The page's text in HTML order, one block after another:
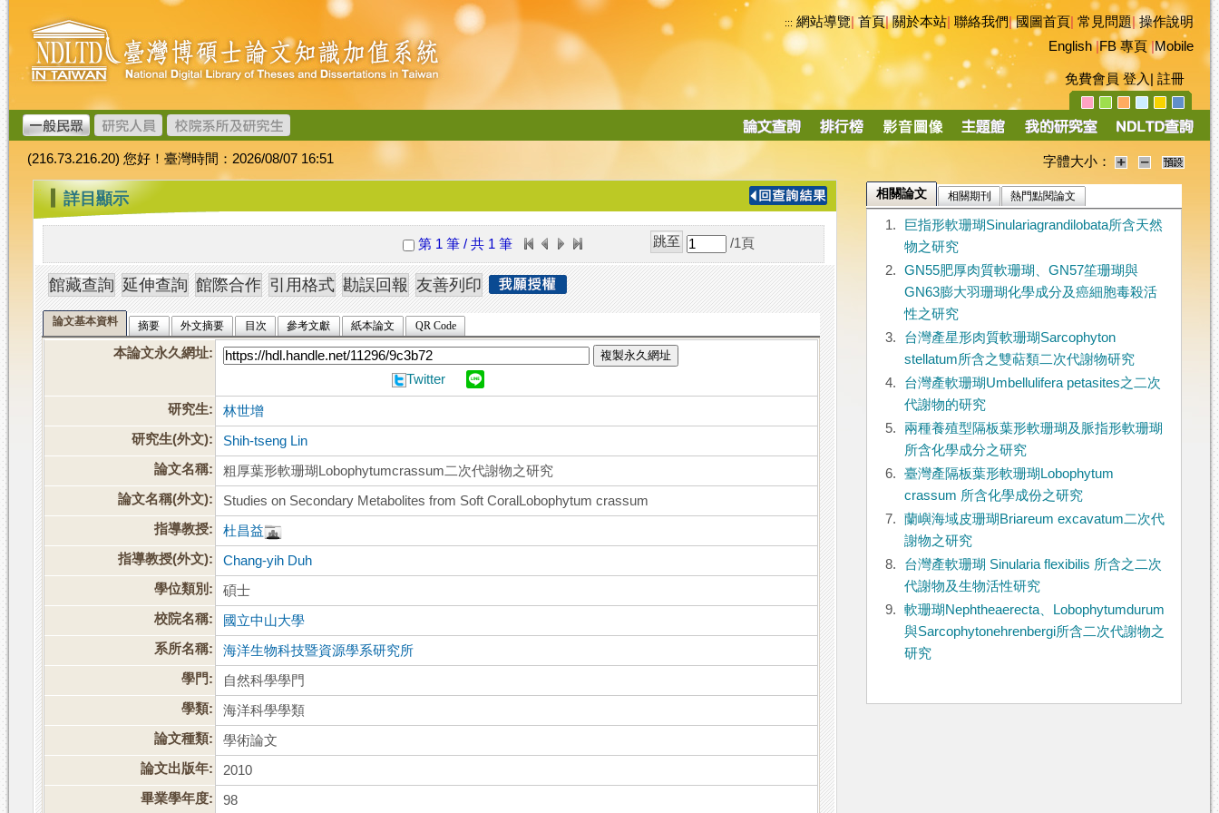
跳
到
主
要
內
容
臺
灣
博
碩
士
論
文
加
值
系
統
::: 網站導覽|首頁|關於本站 聯絡我們|國圖首頁 常見問題|操作說明
English|FB 專頁|Mobile
免費會員 登入 註冊
導
(216.73.216.20) 您好！臺灣時間：2026/08/07 16:51 字體大小：
::: 詳目顯示
第 1 筆 / 共 1 筆 /1 頁
論文基本資料 摘要 外文摘要 目次 參考文獻 紙本論文 QR Code
本論文永久網址: 複製永久網址
Twitter
研究生:
林世增
研究生(外文):
Shih-tseng Lin
論文名稱:
粗厚葉形軟珊瑚Lobophytumcrassum二次代謝物之研究
論文名稱(外文):
Studies on Secondary Metabolites from Soft CoralLobophytum crassum
指導教授:
杜昌益
指導教授(外文):
Chang-yih Duh
學位類別:
碩士
校院名稱:
國立中山大學
系所名稱:
海洋生物科技暨資源學系研究所
學門:
自然科學學門
學類:
海洋科學學類
論文種類:
學術論文
論文出版年:
2010
畢業學年度:
98
相關論文 相關期刊 熱門點閱論文
1.
巨指形軟珊瑚Sinulariagrandilobata所含天然
物之研究
2.
GN55肥厚肉質軟珊瑚、GN57笙珊瑚與
GN63膨大羽珊瑚化學成分及癌細胞毒殺活
性之研究
3.
台灣產星形肉質軟珊瑚Sarcophyton
stellatum所含之雙萜類二次代謝物研究
4.
台灣產軟珊瑚Umbellulifera petasites之二次
代謝物的研究
5.
兩種養殖型隔板葉形軟珊瑚及脈指形軟珊瑚
所含化學成分之研究
6.
臺灣產隔板葉形軟珊瑚Lobophytum
crassum 所含化學成份之研究
7.
蘭嶼海域皮珊瑚Briareum excavatum二次代
謝物之研究
8.
台灣產軟珊瑚 Sinularia flexibilis 所含之二次
代謝物及生物活性研究
9.
軟珊瑚Nephtheaerecta、Lobophytumdurum
與Sarcophytonehrenbergi所含二次代謝物之
研究